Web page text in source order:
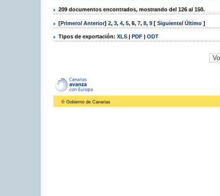
209 documentos encontrados, mostrando del 126 al 150.
[Primero/ Anterior] 2, 3, 4, 5, 6, 7, 8, 9 [ Siguiente/ Último ]
Tipos de exportación: XLS | PDF | ODT
© Gobierno de Canarias